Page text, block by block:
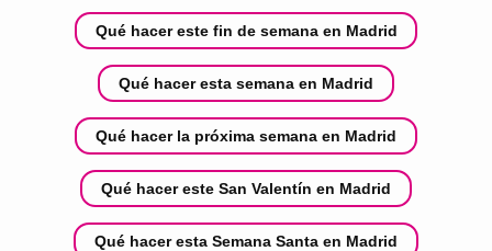
Qué hacer este fin de semana en Madrid
Qué hacer esta semana en Madrid
Qué hacer la próxima semana en Madrid
Qué hacer este San Valentín en Madrid
Qué hacer esta Semana Santa en Madrid